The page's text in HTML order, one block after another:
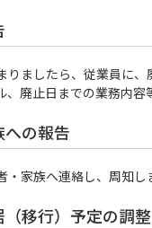
りましたら、従業員に、
、廃止日までの業務内容
の報告
家族へ連絡し、周知し
移行）予定の調整